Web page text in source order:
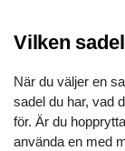
Vilken
När du väljer en
sadel du har, vad
för. Är du
använda en med